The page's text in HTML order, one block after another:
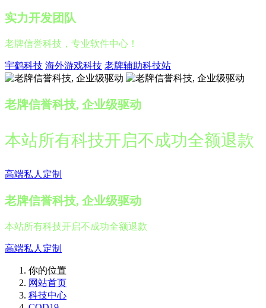
实力开发团队
老牌信誉科技，专业软件中心！
宇鹤科技 海外游戏科技 老牌辅助科技站
老牌信誉科技, 企业级驱动
本站所有科技开启不成功全额退款
高端私人定制
老牌信誉科技, 企业级驱动
本站所有科技开启不成功全额退款
高端私人定制
你的位置
网站首页
科技中心